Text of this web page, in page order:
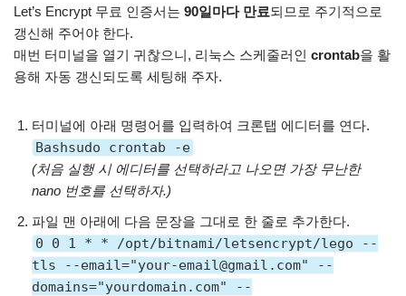
Let’s Encrypt 무료 인증서는 90일마다 만료되므로 주기적으로
갱신해 주어야 한다.
매번 터미널을 열기 귀찮으니, 리눅스 스케줄러인 crontab을 활
용해 자동 갱신되도록 세팅해 주자.
터미널에 아래 명령어를 입력하여 크론탭 에디터를 연다.
Bashsudo crontab -e
(처음 실행 시 에디터를 선택하라고 나오면 가장 무난한
nano 번호를 선택하자.)
파일 맨 아래에 다음 문장을 그대로 한 줄로 추가한다.
0 0 1 * * /opt/bitnami/letsencrypt/lego --
tls --email="your-email@gmail.com" --
domains="yourdomain.com" --